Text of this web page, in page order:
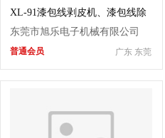
XL-91漆包线剥皮机、漆包线除
漆机、剥漆机
东莞市旭乐电子机械有限公司
广东 东莞
普通会员